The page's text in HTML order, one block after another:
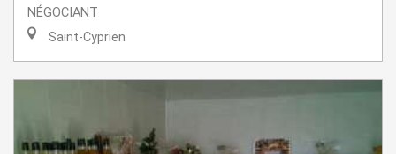
NÉGOCIANT
Saint-Cyprien